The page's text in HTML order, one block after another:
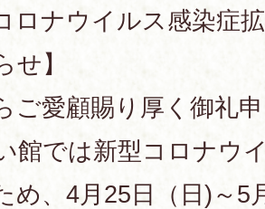
食文化について
セス
理教室
中の教室
展示室
ロナウイルス感染症
せ】
ご愛顧賜り厚く御礼
館では新型コロナウ
め、4月25日（日)～5